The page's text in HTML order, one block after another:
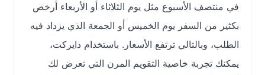
في منتصف الأسبوع مثل يوم الثلاثاء أو الأربعاء أرخص
بكثير من السفر يوم الخميس أو الجمعة الذي يزداد فيه
الطلب، وبالتالي ترتفع الأسعار. باستخدام دايركت،
يمكنك تجربة خاصية التقويم المرن التي تعرض لك